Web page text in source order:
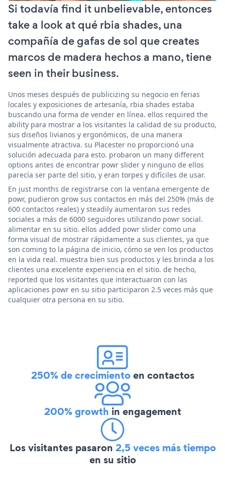
Si todavía find it unbelievable, entonces
take a look at qué rbia shades, una
compañía de gafas de sol que creates
marcos de madera hechos a mano, tiene
seen in their business.
Unos meses después de publicizing su negocio en ferias
locales y exposiciones de artesanía, rbia shades estaba
buscando una forma de vender en línea. ellos required the
ability para mostrar a los visitantes la calidad de su producto,
sus diseños livianos y ergonómicos, de una manera
visualmente atractiva. su Placester no proporcionó una
solución adecuada para esto. probaron un many different
options antes de encontrar powr slider y ninguno de ellos
parecía ser parte del sitio, y eran torpes y difíciles de usar.
En just months de registrarse con la ventana emergente de
powr, pudieron grow sus contactos en más del 250% (más de
600 contactos reales) y steadily aumentaron sus redes
sociales a más de 6000 seguidores utilizando powr social.
alimentar en su sitio. ellos added powr slider como una
forma visual de mostrar rápidamente a sus clientes, ya que
son coming to la página de inicio, cómo se ven los productos
en la vida real. muestra bien sus productos y les brinda a los
clientes una excelente experiencia en el sitio. de hecho,
reported que los visitantes que interactuaron con las
aplicaciones powr en su sitio participaron 2.5 veces más que
cualquier otra persona en su sitio.
250% de crecimientoen contactos
200% growth in engagement
Los visitantes pasaron 2,5 veces más tiempo
en su sitio